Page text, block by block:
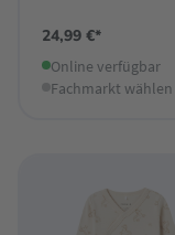
24,99 €*
Online verfügbar
Fachmarkt wählen